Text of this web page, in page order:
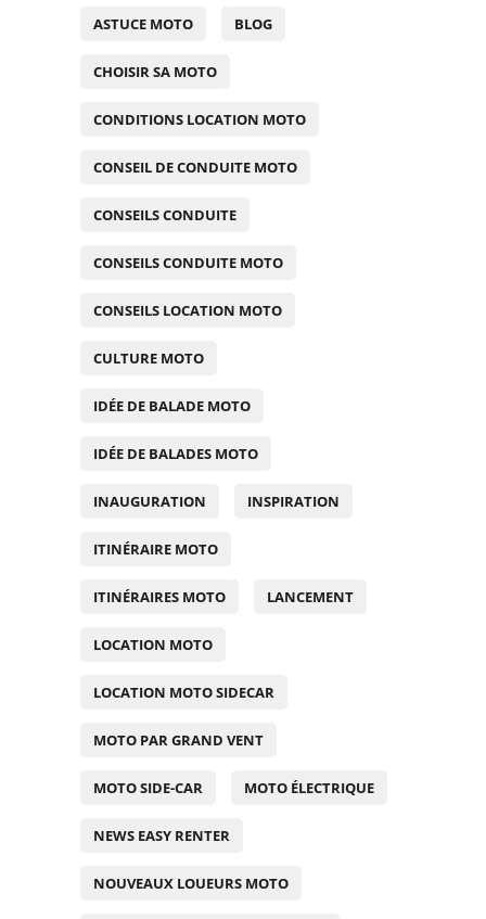
ASTUCE MOTO BLOG
CHOISIR SA MOTO
CONDITIONS LOCATION MOTO
CONSEIL DE CONDUITE MOTO
CONSEILS CONDUITE
CONSEILS CONDUITE MOTO
CONSEILS LOCATION MOTO
CULTURE MOTO
IDÉE DE BALADE MOTO
IDÉE DE BALADES MOTO
INAUGURATION INSPIRATION
ITINÉRAIRE MOTO
ITINÉRAIRES MOTO LANCEMENT
LOCATION MOTO
LOCATION MOTO SIDECAR
MOTO PAR GRAND VENT
MOTO SIDE-CAR MOTO ÉLECTRIQUE
NEWS EASY RENTER
NOUVEAUX LOUEURS MOTO